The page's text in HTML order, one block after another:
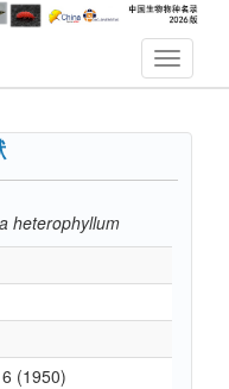
heterophyllum
(1950)